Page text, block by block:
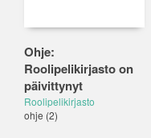
Ohje:
Roolipelikirjasto on
päivittynyt
Roolipelikirjasto
ohje (2)